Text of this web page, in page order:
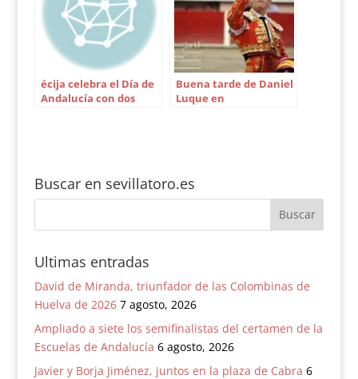
écija celebra el Día de
Andalucía con dos
Buena tarde de Daniel
Luque en
Buscar en sevillatoro.es
Ultimas entradas
David de Miranda, triunfador de las Colombinas de
Huelva de 2026 7 agosto, 2026
Ampliado a siete los semifinalistas del certamen de la
Escuelas de Andalucía 6 agosto, 2026
Javier y Borja Jiménez, juntos en la plaza de Cabra 6